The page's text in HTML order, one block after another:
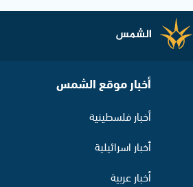
أخبار موقع الشمس
أخبار فلسطينية
أخبار اسرائيلية
أخبار عربية